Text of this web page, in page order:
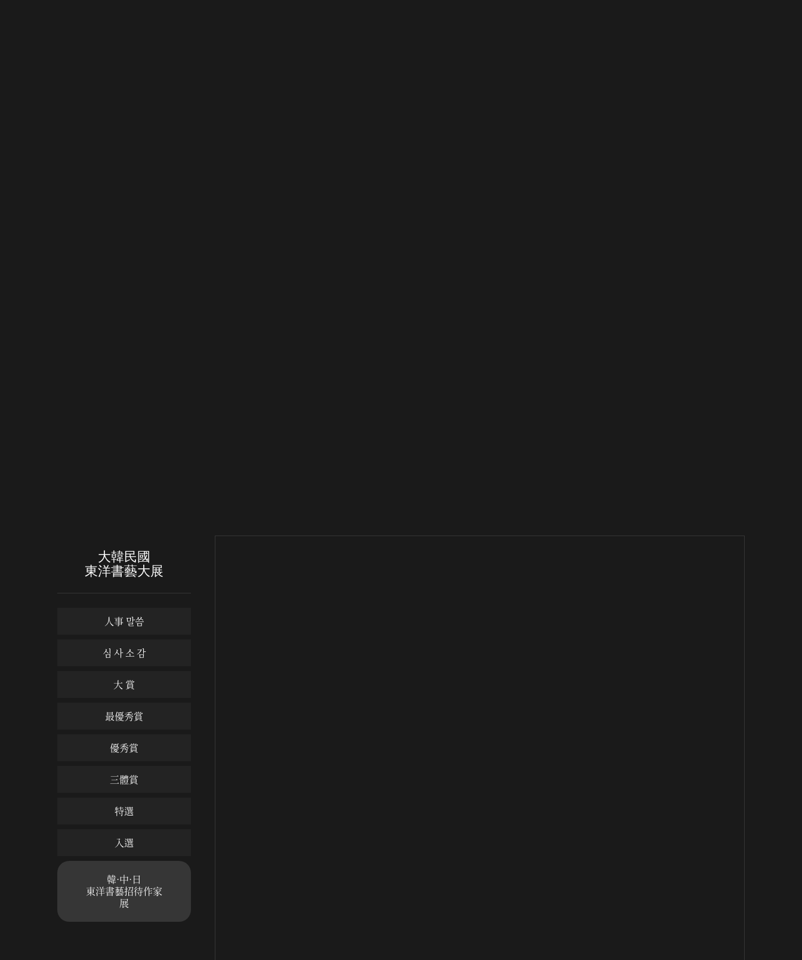
大韓民國
東洋書藝大展
人事 말씀
심 사 소 감
大 賞
最優秀賞
優秀賞
三體賞
特選
入選
韓·中·日
東洋書藝招待作家
展